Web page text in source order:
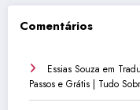
Comentários
Essias Souza em
Passos e Grátis | Tudo